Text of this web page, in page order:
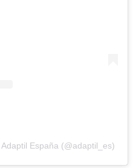
España (@adaptil_es)